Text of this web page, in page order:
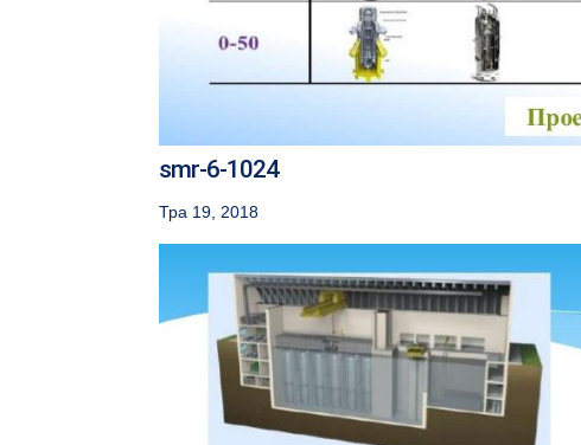
smr-6-1024
Тра 19, 2018